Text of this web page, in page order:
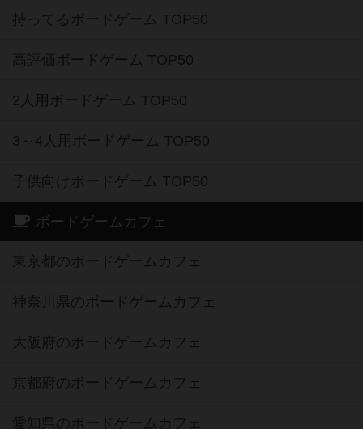
持ってるボードゲーム TOP50
高評価ボードゲーム TOP50
2人用ボードゲーム TOP50
3～4人用ボードゲーム TOP50
子供向けボードゲーム TOP50
ボードゲームカフェ
東京都のボードゲームカフェ
神奈川県のボードゲームカフェ
大阪府のボードゲームカフェ
京都府のボードゲームカフェ
愛知県のボードゲームカフェ